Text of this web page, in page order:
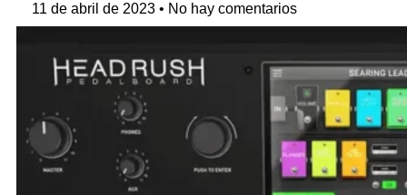
11 de abril de 2023 No hay comentarios